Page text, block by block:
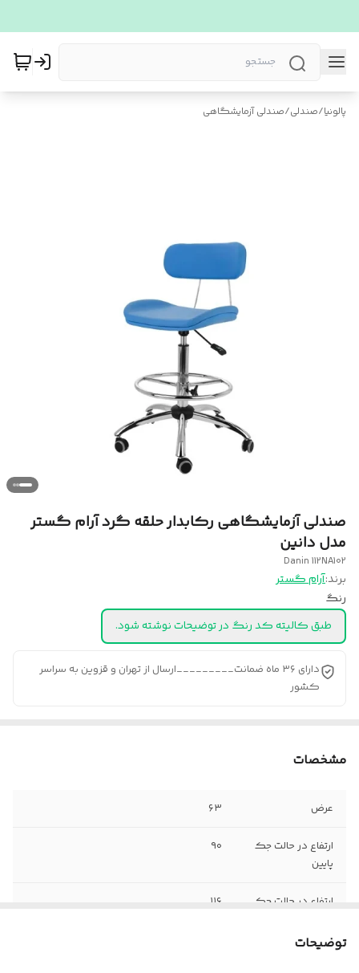
پالونیا/صندلی/صندلی آزمایشگاهی
صندلی آزمایشگاهی رکابدار حلقه گرد آرام گستر
مدل دانین
Danin 112NA102
برند:آرام گستر
رنگ
طبق کالیته کد رنگ در توضیحات نوشته شود.
دارای ۳۶ ماه ضمانت_________ارسال از تهران و قزوین به سراسر
کشور
مشخصات
عرض ۶۳
ارتفاع در حالت جک
پایین
۹۰
ارتفاع در حالت جک
۱۱۶
توضیحات